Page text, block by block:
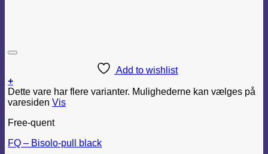
Add to wishlist
+
Dette vare har flere varianter. Mulighederne kan vælges på
varesiden Vis
Free-quent
FQ – Bisolo-pull black